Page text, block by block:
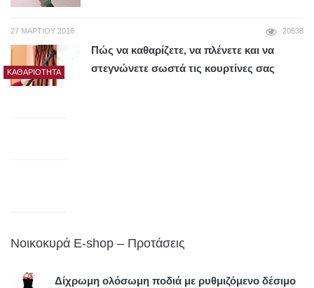
27 ΜΑΡΤΊΟΥ 2016 20538
ΚΑΘΑΡΙΌΤΗΤΑ
Πώς να καθαρίζετε, να πλένετε και να
στεγνώνετε σωστά τις κουρτίνες σας
Νοικοκυρά E-shop – Προτάσεις
Δίχρωμη ολόσωμη ποδιά με ρυθμιζόμενο δέσιμο